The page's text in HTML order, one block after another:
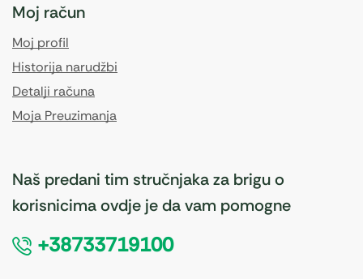
Moj račun
Moj profil
Historija narudžbi
Detalji računa
Moja Preuzimanja
Naš predani tim stručnjaka za brigu o
korisnicima ovdje je da vam pomogne
+38733719100